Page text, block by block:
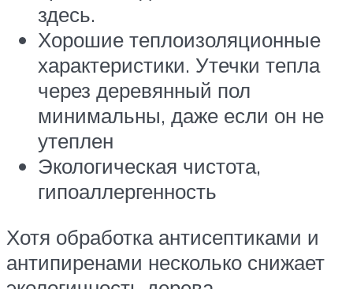
здесь.
Хорошие теплоизоляционные
характеристики. Утечки тепла
через деревянный пол
минимальны, даже если он не
утеплен
Экологическая чистота,
гипоаллергенность
Хотя обработка антисептиками и
антипиренами несколько снижает